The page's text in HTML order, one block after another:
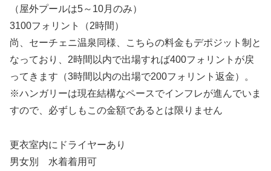
（屋外プールは5～10月のみ）
3100フォリント（2時間）
尚、セーチェニ温泉同様、こちらの料金もデポジット制と
なっており、2時間以内で出場すれば400フォリントが戻
ってきます（3時間以内の出場で200フォリント返金）。
※ハンガリーは現在結構なペースでインフレが進んでいま
すので、必ずしもこの金額であるとは限りません
更衣室内にドライヤーあり
男女別 水着着用可